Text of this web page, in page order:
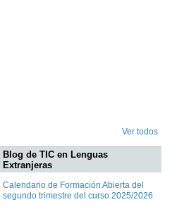
Ver todos
Blog de TIC en Lenguas
Extranjeras
Calendario de Formación Abierta del
segundo trimestre del curso 2025/2026